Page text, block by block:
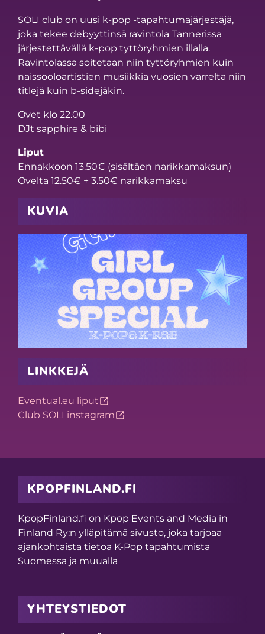
SOLI club on uusi k-pop -tapahtumajärjestäjä,
joka tekee debyyttinsä ravintola Tannerissa
järjestettävällä k-pop tyttöryhmien illalla.
Ravintolassa soitetaan niin tyttöryhmien kuin
naissooloartistien musiikkia vuosien varrelta niin
titlejä kuin b-sidejäkin.
Ovet klo 22.00
DJt sapphire & bibi
Liput
Ennakkoon 13.50€ (sisältäen narikkamaksun)
Ovelta 12.50€ + 3.50€ narikkamaksu
KUVIA
LINKKEJÄ
Eventual.eu liput
Club SOLI instagram
KPOPFINLAND.FI
KpopFinland.fi on Kpop Events and Media in
Finland Ry:n ylläpitämä sivusto, joka tarjoaa
ajankohtaista tietoa K-Pop tapahtumista
Suomessa ja muualla
YHTEYSTIEDOT